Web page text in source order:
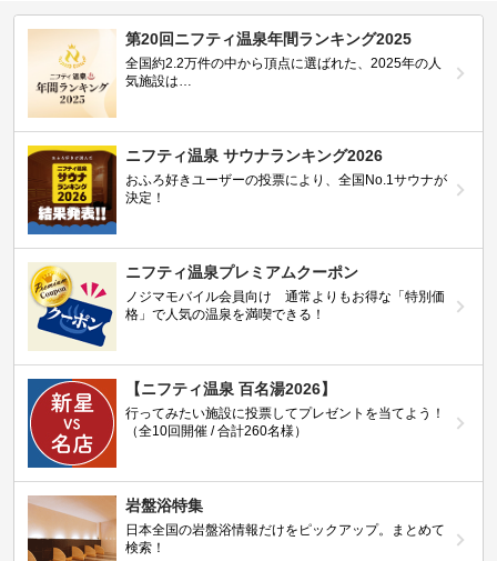
第20回ニフティ温泉年間ランキング2025
全国約2.2万件の中から頂点に選ばれた、2025年の人
気施設は…
ニフティ温泉 サウナランキング2026
おふろ好きユーザーの投票により、全国No.1サウナが
決定！
ニフティ温泉プレミアムクーポン
ノジマモバイル会員向け 通常よりもお得な「特別価
格」で人気の温泉を満喫できる！
【ニフティ温泉 百名湯2026】
行ってみたい施設に投票してプレゼントを当てよう！
（全10回開催 / 合計260名様）
岩盤浴特集
日本全国の岩盤浴情報だけをピックアップ。まとめて
検索！